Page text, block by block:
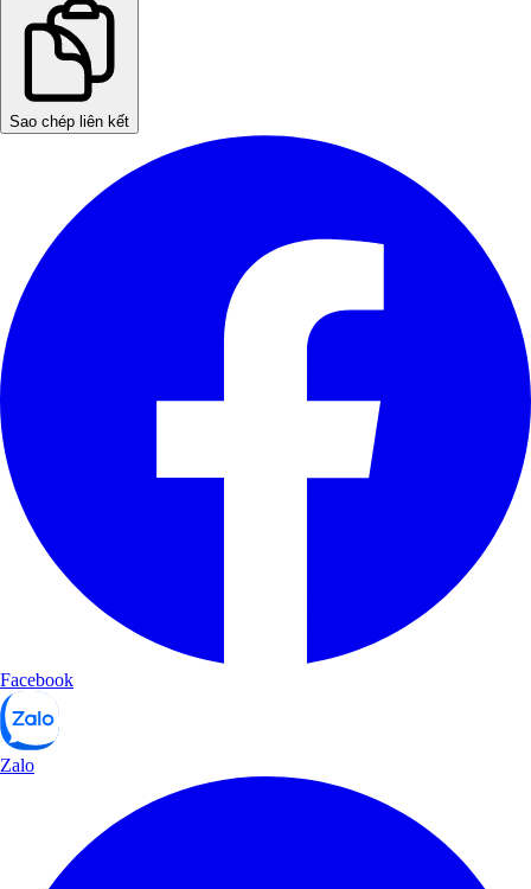
Sao chép liên kết
Facebook
Zalo